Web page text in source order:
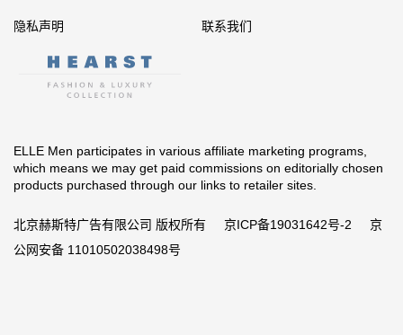
隐私声明 联系我们
ELLE Men participates in various affiliate marketing programs,
which means we may get paid commissions on editorially chosen
products purchased through our links to retailer sites.
北京赫斯特广告有限公司 版权所有 京ICP备19031642号-2
京
公网安备 11010502038498号